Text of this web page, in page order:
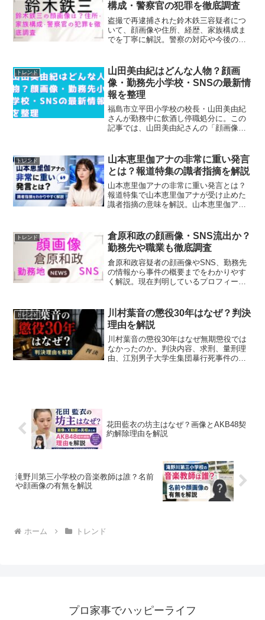
構成・警察官の犯罪を徹底調査
盗撮で再逮捕された鈴木鉄三容疑者につ
いて、顔画像や住所、経歴、家族構成ま
でを丁寧に解説。警察の対応や今後の処
トレンド
山田美由紀はどんな人物？顔画
像・勤務先小学校・SNSの最新情
報を整理
福島市立平田小学校の校長・山田美由紀
さんが勤務中に飲酒し停職処分に。この
記事では、山田美由紀さんの「顔画像」
場への影響や今後の処分についても詳し
くまとめます。
トレンド
山本恵里伽アナの非常に重い発言
とは？報道特集の識者指摘を解説
山本恵里伽アナの非常に重い発言とは？
報道特集で山本恵里伽アナが受け止めた
識者指摘の意味を解説。山本恵里伽アナ
罪の論点や発言者の違い、法案の成立状
況まで分かりやすく整理します。
トレンド
倉原和政の顔画像・SNS流出か？
勤務先や職業も徹底調査
倉原和政容疑者の顔画像やSNS、勤務先
の情報から事件の概要までをわかりやす
く解説。現在判明しているプロフィール
トレンド
川村葉音の懲役30年はなぜ？判決
理由を解説
川村葉音の懲役30年はなぜ無期懲役では
なかったのか。判決内容、求刑、量刑理
由、江別男子大学生集団暴行死事件の概
花田藍衣の坊主はなぜ？画像とAKB48契
約解除理由を解説
滝野川第三小学校の音楽教師は誰？名前
や顔画像の有無を解説
ホーム トレンド
プロ家事でハッピーライフ